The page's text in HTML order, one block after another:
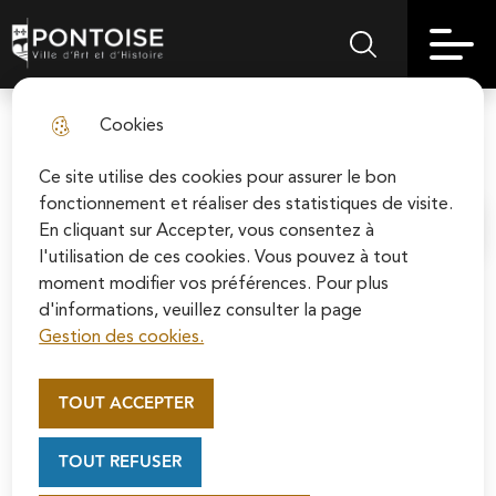
Cookies
Ce site utilise des cookies pour assurer le bon
fonctionnement et réaliser des statistiques de visite.
En cliquant sur Accepter, vous consentez à
l'utilisation de ces cookies. Vous pouvez à tout
moment modifier vos préférences. Pour plus
d'informations, veuillez consulter la page
Gestion des cookies.
TOUT ACCEPTER
TOUT REFUSER
to
menu
Skip to
search
Skip to
site map
Soutenez la rénovation de la cathédrale Saint-
Maclou en vous connectant sur le site de la
Fondation du patrimoine.
Pontoise | Ville d'art et d'histoireMenu principalRechercher sur
Accueil
Un moment tendre et musical pour
médiathèque Apollinaire vous invite à
partager des comptines et des